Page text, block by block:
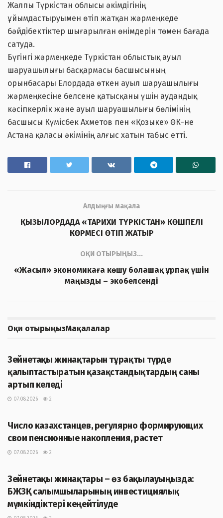
Жалпы Түркістан облысы әкімдігінің
ұйымдастыруымен өтіп жатқан жәрмеңкеде
бәйдібектіктер шығарылған өнімдерін төмен бағада
сатуда.
Бүгінгі жәрмеңкеде Түркістан облыстық ауыл
шаруашылығы басқармасы басшысының
орынбасары Елордада өткен ауыл шаруашылығы
жәрмеңкесіне белсене қатысқаны үшін аудандық
кәсіпкерлік және ауыл шаруашылығы бөлімінің
басшысы Күмісбек Ахметов пен «Қозыке» ӨК-не
Астана қаласы әкімінің алғыс хатын табыс етті.
Алдыңғы мақала
ҚЫЗЫЛОРДАДА «ТАРИХИ ТҮРКІСТАН» КӨШПЕЛІ
КӨРМЕСІ ӨТІП ЖАТЫР
ОҚИ ОТЫРЫҢЫЗ...
«Жасыл» экономикаға көшу болашақ ұрпақ үшін
маңызды – экобелсенді
Оқи отырыңызМақалалар
Зейнетақы жинақтарын тұрақты түрде
қалыптастыратын қазақстандықтардың саны
артып келеді
07.08.2026
2
Число казахстанцев, регулярно формирующих
свои пенсионные накопления, растет
07.08.2026
2
Зейнетақы жинақтары – өз бақылауыңызда:
БЖЗҚ салымшыларының инвестициялық
мүмкіндіктері кеңейтілуде